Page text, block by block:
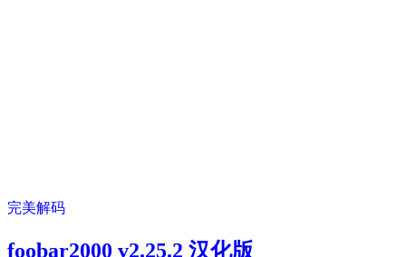
完美解码
foobar2000 v2.25.2 汉化版